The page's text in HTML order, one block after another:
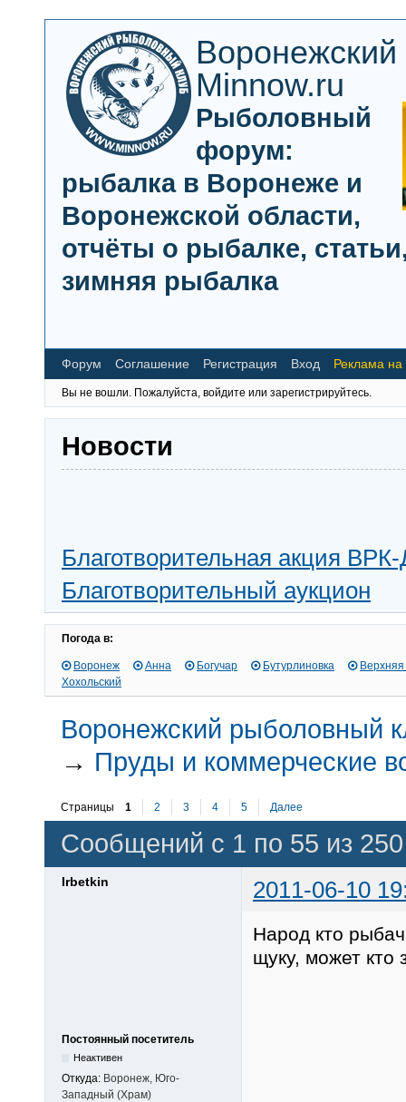
Minnow.ru
Рыболовный
форум:
рыбалка в Воронеже и
Воронежской области,
отчёты о рыбалке,
зимняя рыбалка
Форум Соглашение Регистрация Вход Реклама
Вы не вошли. Пожалуйста, войдите или зарегистрируйтесь.
Новости
Благотворительная акция
Благотворительный аукцион
Погода в:
Воронеж Анна Богучар Бутурлиновка
Хохольский
Воронежский рыболовный
→ Пруды и коммерческие
Страницы 1 2 3 4 5 Далее
Сообщений с 1 по 55 из 250
Irbetkin 2011-06-10
Постоянный посетитель
Неактивен
Откуда: Воронеж, Юго-
Западный (Храм)
Народ кто
щуку, может кто